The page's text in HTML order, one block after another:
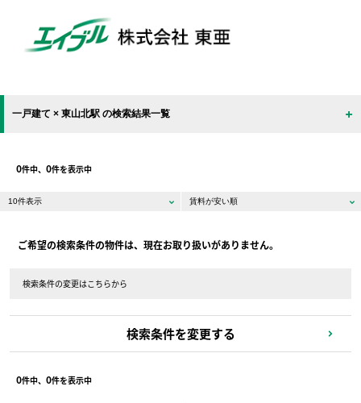
一戸建て × 東山北駅 の検索結果一覧
0件中、 0件を表示中
ご希望の検索条件の物件は、現在お取り扱いがありません。
検索条件の変更はこちらから
検索条件を変更する
0件中、 0件を表示中